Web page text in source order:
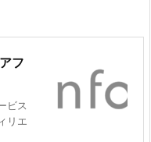
フ
ビス
リエ